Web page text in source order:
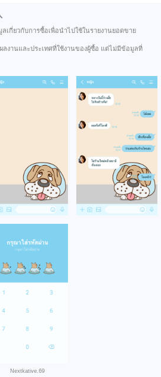
ลเกี่ยวกับการซื้อเพื่อนำไปใช้ในรายงานยอดขาย
งานและประเทศที่ใช้งานของผู้ซื้อ แต่ไม่มีข้อมูลที่
Nextkative.69